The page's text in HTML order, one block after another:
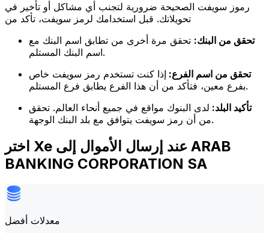
رموز سويفت الصحيحة ضرورية لتجنب أي مشاكل أو تأخير في
تحويلاتك. قبل استخدامك لرمز سويفت، تأكد من
تحقق من البنك: تحقق مرة أخرى من تطابق اسم البنك مع
اسم البنك المستلم.
تحقق من اسم الفرع: إذا كنت تستخدم رمز سويفت خاص
بفرع معين، فتأكد من أن هذا الفرع يطابق فرع المستلم.
تأكيد البلد: لدى البنوك مواقع في جميع أنحاء العالم. تحقق
من أن رمز سويفت يتوافق مع بلد البنك الوجهة.
اختر Xe عند إرسال الأموال إلى ARAB
BANKING CORPORATION SA
معدلات أفضل